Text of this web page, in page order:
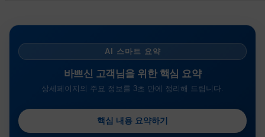
AI 스마트 요약
바쁘신 고객님을 위한 핵심 요약
상세페이지의 주요 정보를 3초 만에 정리해 드립니다.
핵심 내용 요약하기